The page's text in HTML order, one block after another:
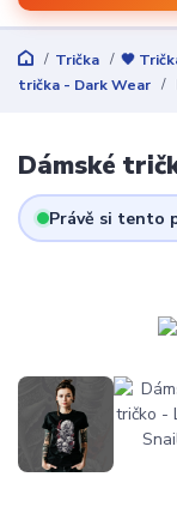
Trička 🖤
trička - Dark Wear
Dámské
Právě si tento